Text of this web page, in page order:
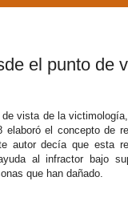
el punto de
vista de la
elaboró el concepto de
autor decía que esta
al infractor bajo
que han dañado.